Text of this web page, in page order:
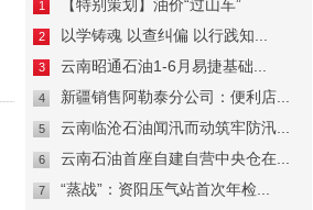
1 【特别策划】油价“过山车”
2 以学铸魂 以查纠偏 以行践知...
3 云南昭通石油1-6月易捷基础...
4 新疆销售阿勒泰分公司：便利店...
5 云南临沧石油闻汛而动筑牢防汛...
6 云南石油首座自建自营中央仓在...
7 “蒸战”：资阳压气站首次年检...